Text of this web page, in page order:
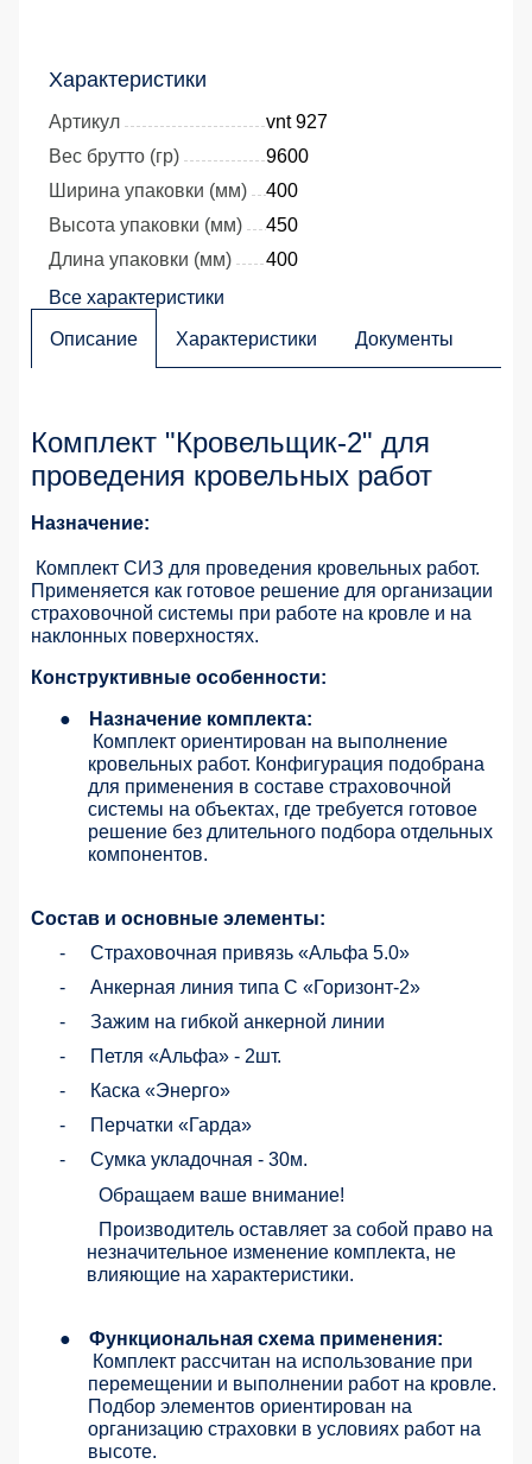
Характеристики
Артикул
vnt 927
Вес брутто (гр)
9600
Ширина упаковки (мм)
400
Высота упаковки (мм)
450
Длина упаковки (мм)
400
Все характеристики
Описание Характеристики Документы
Комплект "Кровельщик-2" для
проведения кровельных работ
Назначение:
Комплект СИЗ для проведения кровельных работ.
Применяется как готовое решение для организации
страховочной системы при работе на кровле и на
наклонных поверхностях.
Конструктивные особенности:
●
Назначение комплекта:
Комплект ориентирован на выполнение
кровельных работ. Конфигурация подобрана
для применения в составе страховочной
системы на объектах, где требуется готовое
решение без длительного подбора отдельных
компонентов.
Состав и основные элементы:
-
Страховочная привязь «Альфа 5.0»
-
Анкерная линия типа С «Горизонт-2»
-
Зажим на гибкой анкерной линии
-
Петля «Альфа» - 2шт.
-
Каска «Энерго»
-
Перчатки «Гарда»
-
Сумка укладочная - 30м.
Обращаем ваше внимание!
Производитель оставляет за собой право на
незначительное изменение комплекта, не
влияющие на характеристики.
●
Функциональная схема применения:
Комплект рассчитан на использование при
перемещении и выполнении работ на кровле.
Подбор элементов ориентирован на
организацию страховки в условиях работ на
высоте.